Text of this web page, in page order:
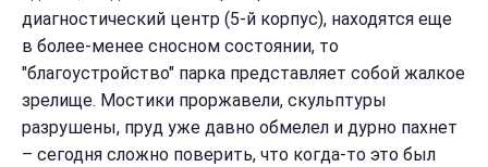
диагностический центр (5-й корпус), находятся еще
в более-менее сносном состоянии, то
"благоустройство" парка представляет собой жалкое
зрелище. Мостики проржавели, скульптуры
разрушены, пруд уже давно обмелел и дурно пахнет
– сегодня сложно поверить, что когда-то это был